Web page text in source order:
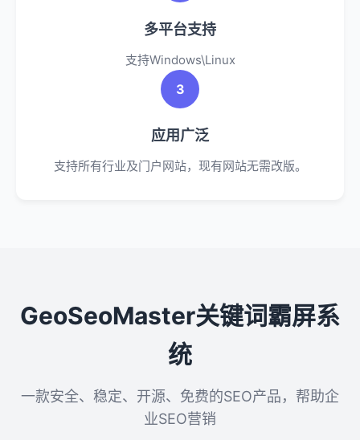
多平台支持
支持Windows\Linux
3
应用广泛
支持所有行业及门户网站，现有网站无需改版。
GeoSeoMaster关键词霸屏系
统
一款安全、稳定、开源、免费的SEO产品，帮助企
业SEO营销